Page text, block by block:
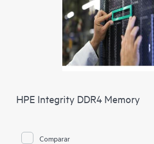
HPE Integrity DDR4 Memory
Comparar